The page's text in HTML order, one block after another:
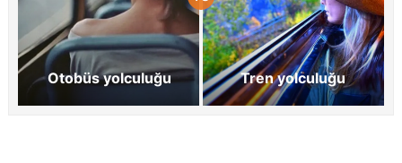
Otobüs yolculuğu Tren yolculuğu